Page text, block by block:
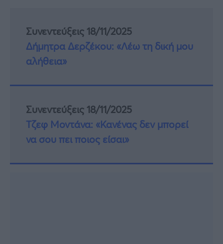
Συνεντεύξεις 18/11/2025
Δήμητρα Δερζέκου: «Λέω τη δική μου
αλήθεια»
Συνεντεύξεις 18/11/2025
Τζεφ Μοντάνα: «Κανένας δεν μπορεί
να σου πει ποιος είσαι»